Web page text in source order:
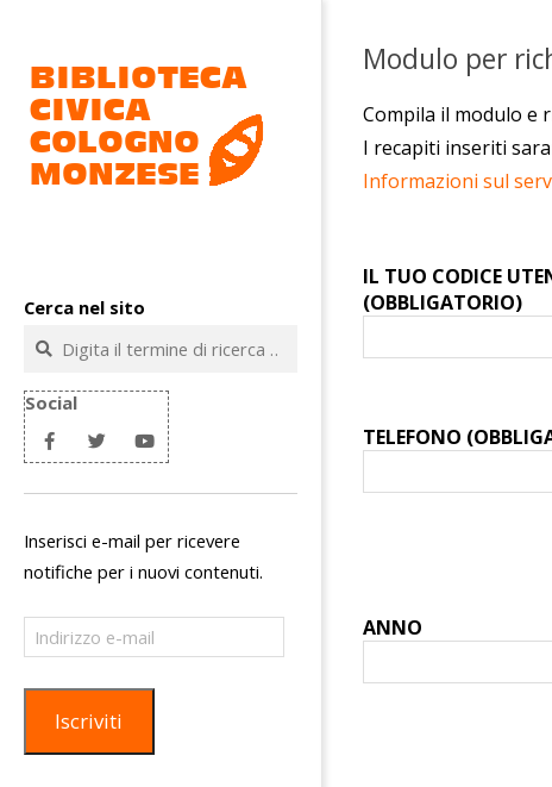
contenuto
civica
Cologno
Monzese
Cerca nel sito
Cerca
Social
Inserisci e-mail per ricevere
notifiche per i nuovi contenuti.
Indirizzo
e-
Iscriviti
Modulo per
Compila il modulo e
I recapiti inseriti
Informazioni sul
IL TUO CODICE
(OBBLIGATORIO)
TELEFONO
ANNO